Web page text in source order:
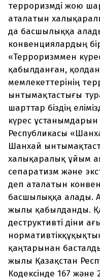
терроризмді жою
аталатын
да басшылыққа
конвенциялардың
«Терроризммен
қабылданған,
мемлекеттерінің
ынтымақтастығы
шарттар біздің
күрес ұстанымдарын
Республикасы
Шанхай
халықаралық ұйым
сепаратизм және
деп аталатын
басшылыққа алады.
жылы қабылданды.
деструктивті діни
қаңтарынан
жылы Қазақстан
Кодексінде 167